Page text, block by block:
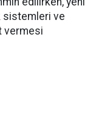
sistemleri ve
vermesi